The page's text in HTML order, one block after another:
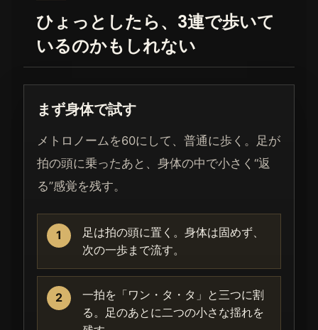
ひょっとしたら、3連で歩いて
いるのかもしれない
まず身体で試す
メトロノームを60にして、普通に歩く。足が
拍の頭に乗ったあと、身体の中で小さく“返
る”感覚を残す。
1
足は拍の頭に置く。身体は固めず、
次の一歩まで流す。
2
一拍を「ワン・タ・タ」と三つに割
る。足のあとに二つの小さな揺れを